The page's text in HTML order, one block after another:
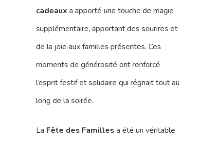
cadeaux a apporté une touche de magie
supplémentaire, apportant des sourires et
de la joie aux familles présentes. Ces
moments de générosité ont renforcé
l’esprit festif et solidaire qui régnait tout au
long de la soirée.
La Fête des Familles a été un véritable